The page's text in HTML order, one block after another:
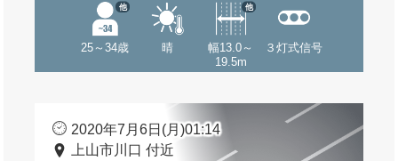
25～34歳
他
晴
幅13.0～
19.5m
他
３灯式信号
2020年7月6日(月)01:14
上山市川口 付近